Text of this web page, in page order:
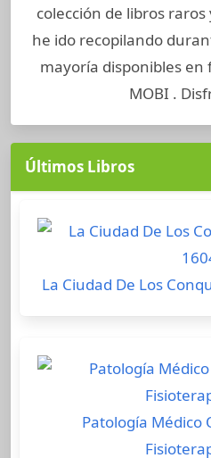
colección de libros
he ido recopilando
mayoría disponibles en
MOBI .
Últimos Libros
La Ciudad De Los
Patología Médico